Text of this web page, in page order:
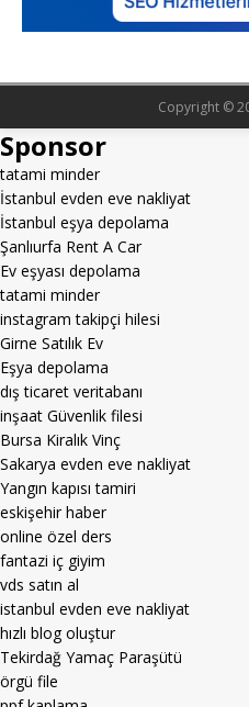
Copyright ©
Sponsor
tatami minder
İstanbul evden eve nakliyat
İstanbul eşya depolama
Şanlıurfa Rent A Car
Ev eşyası depolama
tatami minder
instagram takipçi hilesi
Girne Satılık Ev
Eşya depolama
dış ticaret veritabanı
inşaat Güvenlik filesi
Bursa Kiralık Vinç
Sakarya evden eve nakliyat
Yangın kapısı tamiri
eskişehir haber
online özel ders
fantazi iç giyim
vds satın al
istanbul evden eve nakliyat
hızlı blog oluştur
Tekirdağ Yamaç Paraşütü
örgü file